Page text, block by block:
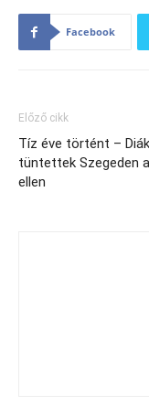
Facebook
Előző cikk
Tíz éve történt –
tüntettek Szegeden
ellen